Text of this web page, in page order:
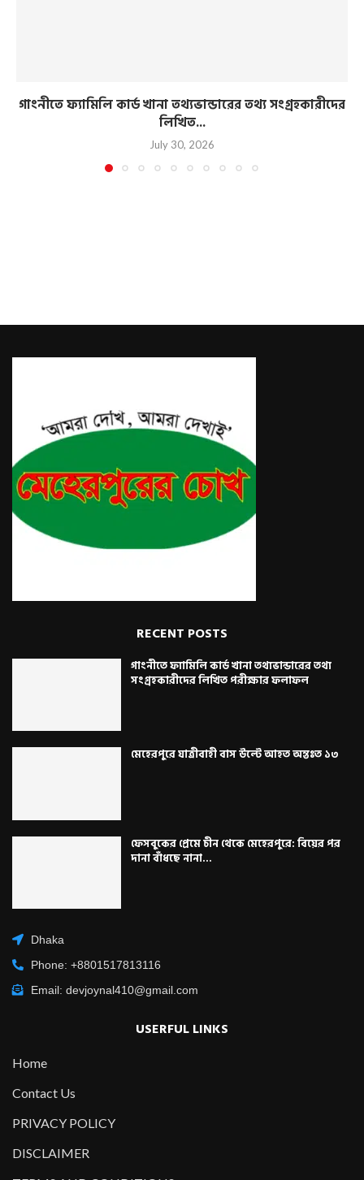
গাংনীতে ফ্যামিলি কার্ড খানা তথ্যভান্ডারের তথ্য সংগ্রহকারীদের
লিখিত...
July 30, 2026
RECENT POSTS
গাংনীতে ফ্যামিলি কার্ড খানা তথ্যভান্ডারের তথ্য
সংগ্রহকারীদের লিখিত পরীক্ষার ফলাফল
মেহেরপুরে যাত্রীবাহী বাস উল্টে আহত অন্তঃত ১৩
ফেসবুকের প্রেমে চীন থেকে মেহেরপুরে: বিয়ের পর
দানা বাঁধছে নানা...
Dhaka
Phone: +8801517813116
Email: devjoynal410@gmail.com
USERFUL LINKS
Home
Contact Us
PRIVACY POLICY
DISCLAIMER